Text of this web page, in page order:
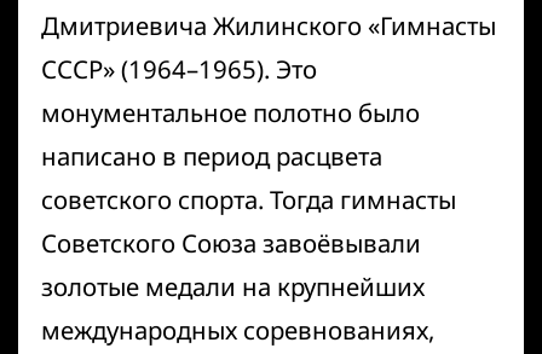
Дмитриевича Жилинского «Гимнасты
СССР» (1964–1965). Это
монументальное полотно было
написано в период расцвета
советского спорта. Тогда гимнасты
Советского Союза завоёвывали
золотые медали на крупнейших
международных соревнованиях,